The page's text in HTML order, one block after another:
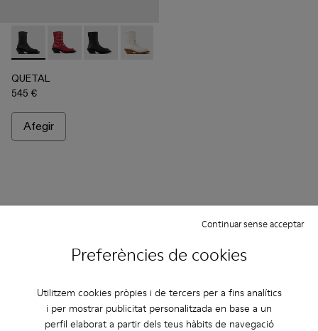
Preferències de cookies
Utilitzem cookies pròpies i de tercers per a fins analítics
i per mostrar publicitat personalitzada en base a un
perfil elaborat a partir dels teus hàbits de navegació
Continuar sense acceptar
QUETAL - A700021-001 - Bota de nubuc de color negre
QUETAL - A700021-008
QUETAL - A700021-007
QUETAL - A700021-004
QUETAL
545 €
Afegir